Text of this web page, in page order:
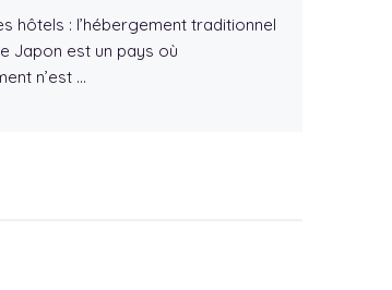
hôtels : l’hébergement traditionnel
Japon est un pays où
n’est …